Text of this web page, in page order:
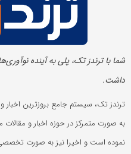
شما با ترندز تک، پلی به آینده‌
داشت.
به صورت متمرکز در حوزه اخبار و مقالات
نموده است و اخیرا نیز به صورت تخصصی